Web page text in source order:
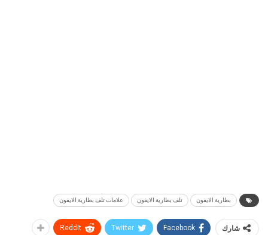
بطارية الايفون تلف بطارية الايفون علامات تلف بطارية الايفون
شارك Facebook
Twitter
ReddIt